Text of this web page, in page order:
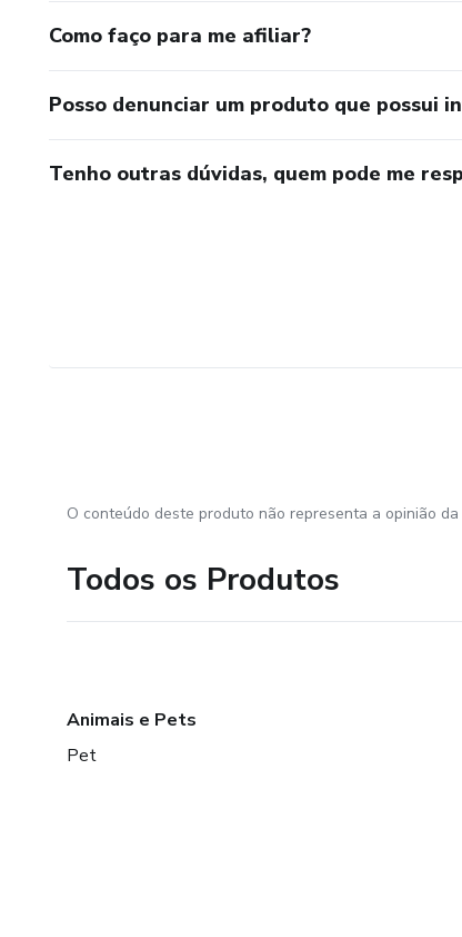
Como faço para me afiliar?
Posso denunciar um produto que possui
Tenho outras dúvidas, quem pode me
O conteúdo deste produto não representa a opinião
Todos os Produtos
Animais e Pets
Pet